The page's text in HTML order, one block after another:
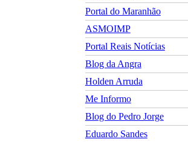
Portal do Maranhão
ASMOIMP
Portal Reais Notí­cias
Blog da Angra
Holden Arruda
Me Informo
Blog do Pedro Jorge
Eduardo Sandes